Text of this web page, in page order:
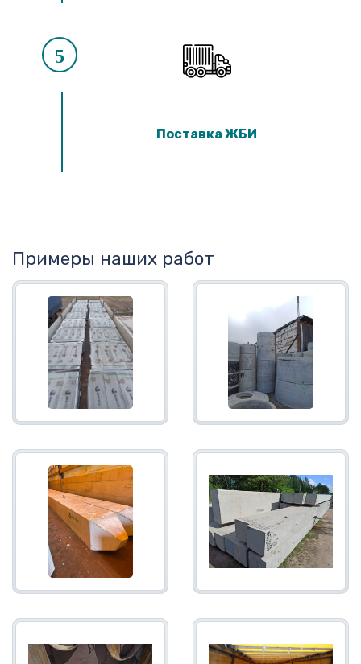
5
Поставка ЖБИ
Примеры наших работ